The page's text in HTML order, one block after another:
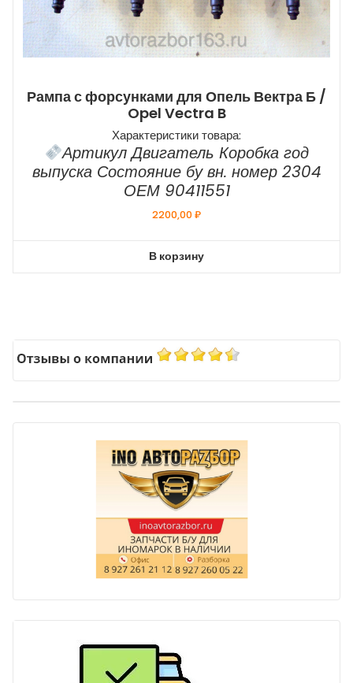
Рампа с форсунками для Опель Вектра Б /
Opel Vectra B
Характеристики товара:
Артикул Двигатель Коробка год
выпуска Состояние бу вн. номер 2304
ОЕМ 90411551
2200,00₽
В корзину